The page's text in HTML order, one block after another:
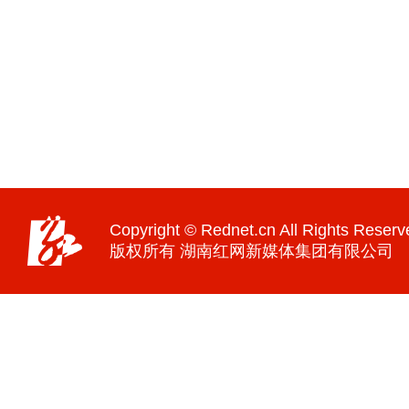
Copyright © Rednet.cn All Rights
版权所有 湖南红网新媒体集团有限公司